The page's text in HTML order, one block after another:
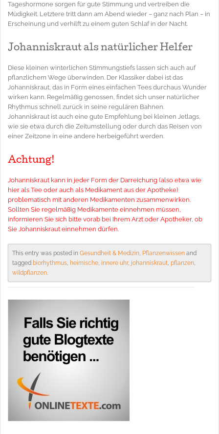
Tageshormone sorgen für gute Stimmung und vertreiben die
Müdigkeit. Letztere tritt dann am Abend wieder – ganz nach Plan – in
Erscheinung und verhilft zu einem guten Schlaf in der Nacht.
Johanniskraut als natürlicher Helfer
Diese kleinen winterlichen Stimmungstiefs lassen sich auch auf
pflanzlichem Wege überwinden. Der Klassiker dabei ist das
Johanniskraut, das in Form eines einfachen Tees durchaus Wunder
wirken kann. Regelmäßig genossen, findet sich unser natürlicher
Rhythmus schnell zurück in seine regulären Bahnen.
Johanniskraut ist auch eine gute Empfehlung bei kleinen Jetlags,
wie sie etwa durch die Zeitumstellung oder durch das Reisen von
einer Zeitzone in eine andere herbeigeführt werden.
Achtung!
Johanniskraut kann in jeder Form der Darreichung (also etwa wie
hier als Tee oder auch als Medikament aus der Apotheke)
problematisch mit anderen Medikamenten zusammenwirken.
Sollten Sie regelmäßig Medikamente einnehmen müssen,
informieren Sie sich bitte vorab bei Ihrem Arzt oder Apotheker, ob
Sie Johanniskraut einnehmen dürfen.
This entry was posted in Gesundheit & Medizin, Pflanzenwissen and
tagged biorhythmus, heimische, innere uhr, johanniskraut, pflanzen,
wildpflanzen.